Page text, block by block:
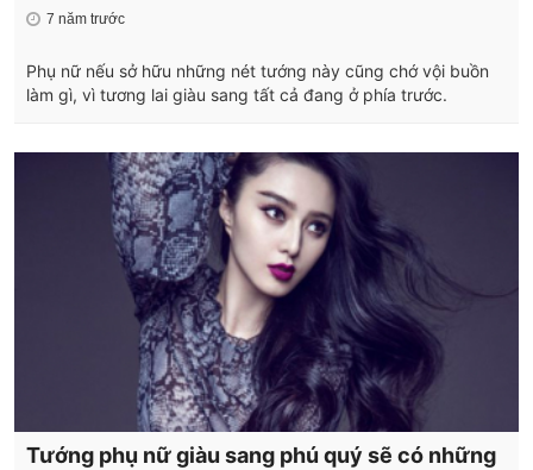
7 năm trước
Phụ nữ nếu sở hữu những nét tướng này cũng chớ vội buồn
làm gì, vì tương lai giàu sang tất cả đang ở phía trước.
Tướng phụ nữ giàu sang phú quý sẽ có những